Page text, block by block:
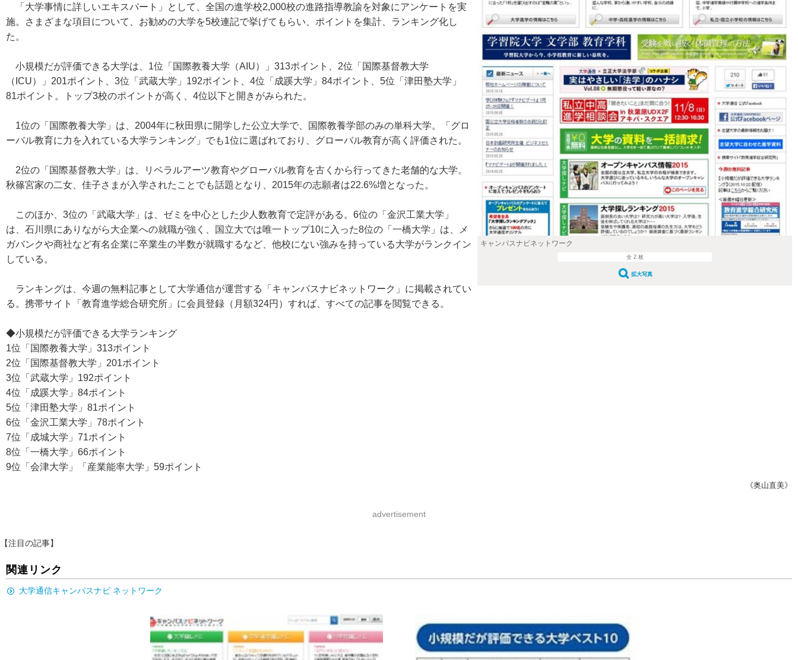
キャンパスナビネットワーク
全 2 枚
拡大写真
「大学事情に詳しいエキスパート」として、全国の進学校2,000校の進路指導教諭を対象にアンケートを実
施。さまざまな項目について、お勧めの大学を5校連記で挙げてもらい、ポイントを集計、ランキング化し
た。
小規模だが評価できる大学は、1位「国際教養大学（AIU）」313ポイント、2位「国際基督教大学
（ICU）」201ポイント、3位「武蔵大学」192ポイント、4位「成蹊大学」84ポイント、5位「津田塾大学」
81ポイント。トップ3校のポイントが高く、4位以下と開きがみられた。
1位の「国際教養大学」は、2004年に秋田県に開学した公立大学で、国際教養学部のみの単科大学。「グロ
ーバル教育に力を入れている大学ランキング」でも1位に選ばれており、グローバル教育が高く評価された。
2位の「国際基督教大学」は、リベラルアーツ教育やグローバル教育を古くから行ってきた老舗的な大学。
秋篠宮家の二女、佳子さまが入学されたことでも話題となり、2015年の志願者は22.6%増となった。
このほか、3位の「武蔵大学」は、ゼミを中心とした少人数教育で定評がある。6位の「金沢工業大学」
は、石川県にありながら大企業への就職が強く、国立大では唯一トップ10に入った8位の「一橋大学」は、メ
ガバンクや商社など有名企業に卒業生の半数が就職するなど、他校にない強みを持っている大学がランクイン
している。
ランキングは、今週の無料記事として大学通信が運営する「キャンパスナビネットワーク」に掲載されてい
る。携帯サイト「教育進学総合研究所」に会員登録（月額324円）すれば、すべての記事を閲覧できる。
◆小規模だが評価できる大学ランキング
1位「国際教養大学」313ポイント
2位「国際基督教大学」201ポイント
3位「武蔵大学」192ポイント
4位「成蹊大学」84ポイント
5位「津田塾大学」81ポイント
6位「金沢工業大学」78ポイント
7位「成城大学」71ポイント
8位「一橋大学」66ポイント
9位「会津大学」「産業能率大学」59ポイント
《奥山直美》
advertisement
【注目の記事】
関連リンク
大学通信キャンパスナビ ネットワーク